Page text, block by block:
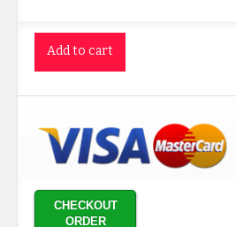
Add to cart
CHECKOUT
ORDER